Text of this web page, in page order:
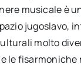
musicale è
jugoslavo,
molto
le fisarmoniche